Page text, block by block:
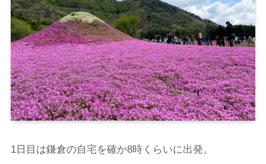
1日目は鎌倉の自宅を確か8時くらいに出発。